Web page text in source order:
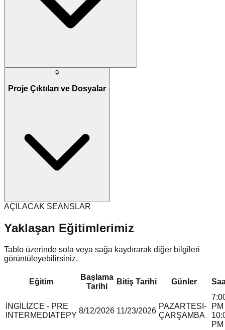
9
Proje Çıktıları ve Dosyalar
AÇILACAK SEANSLAR
Yaklaşan Eğitimlerimiz
Tablo üzerinde sola veya sağa kaydırarak diğer bilgileri
görüntüleyebilirsiniz.
Eğitim
Başlama
Tarihi
Bitiş Tarihi Günler
İNGİLİZCE - PRE
INTERMEDIATEPY
8/12/2026 11/23/2026
PAZARTESİ-
ÇARŞAMBA
PM
PM